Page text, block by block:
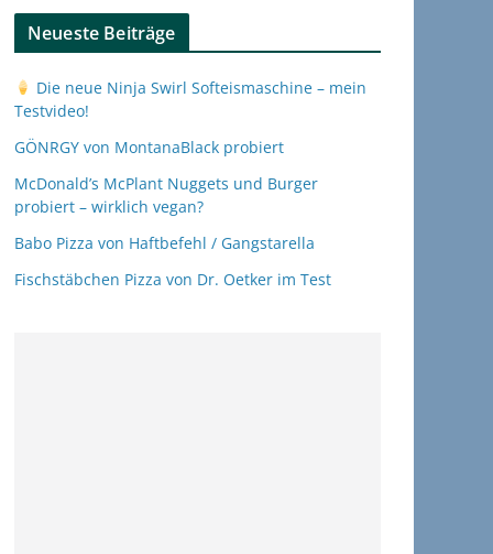
Neueste Beiträge
Die neue Ninja Swirl Softeismaschine – mein
Testvideo!
GÖNRGY von MontanaBlack probiert
McDonald’s McPlant Nuggets und Burger
probiert – wirklich vegan?
Babo Pizza von Haftbefehl / Gangstarella
Fischstäbchen Pizza von Dr. Oetker im Test